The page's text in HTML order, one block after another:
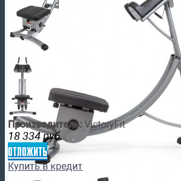
Производитель: VictoryFit
18 334 руб.
отложить
Купить в кредит